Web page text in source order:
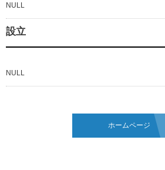
NULL
設立
NULL
ホームページ